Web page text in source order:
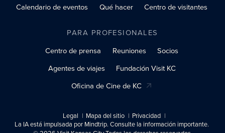
Calendario de eventos
Qué hacer Centro de visitantes
PARA PROFESIONALES
Centro de prensa
Reuniones
Socios
Agentes de viajes
Fundación Visit KC
Oficina de Cine de KC
Legal Mapa del sitio
Privacidad
La IA está impulsada por Mindtrip. Consulte la información importante.